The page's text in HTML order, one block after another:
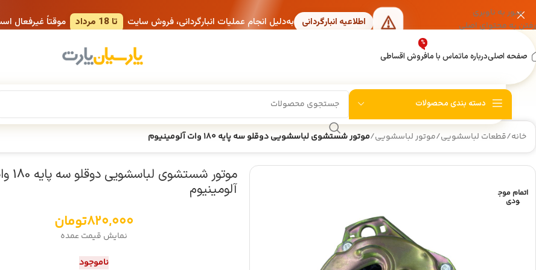
عبور به ناوبری
رفتن به محتوای اصلی
اطلاعیه انبارگردانی به‌دلیل انجام عملیات انبارگردانی، فروش سایت تا 18 مرداد موقتاً غیرفعال
صفحه اصلیدرباره ماتماس با مافروش اقساطی
%
دسته بندی محصولات
خانه/قطعات لباسشویی/موتور لباسشویی/موتور شستشوی لباسشویی دوقلو سه پایه 180 وات آلومینیوم
اتمام موج
ودی
موتور شستشوی
آلومینیوم
820,000تومان
نمایش قیمت عمده
ناموجود